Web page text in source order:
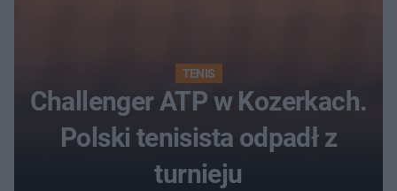
TENIS
Challenger ATP w Kozerkach.
Polski tenisista odpadł z
turnieju